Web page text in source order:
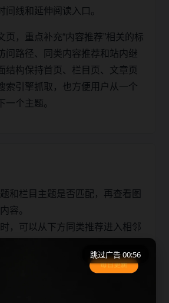
间线和延伸阅读入口。
页，重点补充“内容推荐”相关的标
问路径、同类内容推荐和站内继
结构保持首页、栏目页、文章页
索引擎抓取，也方便用户从一个
一个主题。
和栏目主题是否匹配，再查看图
容。
，可以从下方同类推荐进入相邻
优先使用栏目页和 sitemap，快
跳过广告 00:56